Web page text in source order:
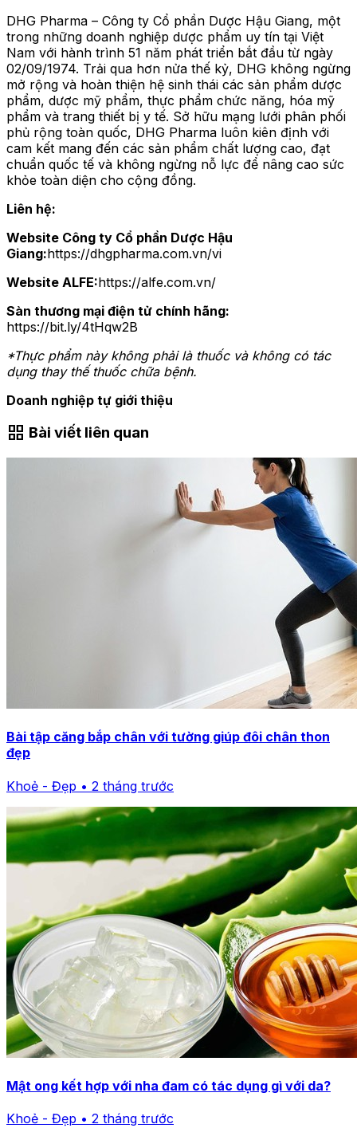
DHG Pharma – Công ty Cổ phần Dược Hậu Giang, một
trong những doanh nghiệp dược phẩm uy tín tại Việt
Nam với hành trình 51 năm phát triển bắt đầu từ ngày
02/09/1974. Trải qua hơn nửa thế kỷ, DHG không ngừng
mở rộng và hoàn thiện hệ sinh thái các sản phẩm dược
phẩm, dược mỹ phẩm, thực phẩm chức năng, hóa mỹ
phẩm và trang thiết bị y tế. Sở hữu mạng lưới phân phối
phủ rộng toàn quốc, DHG Pharma luôn kiên định với
cam kết mang đến các sản phẩm chất lượng cao, đạt
chuẩn quốc tế và không ngừng nỗ lực để nâng cao sức
khỏe toàn diện cho cộng đồng.
Liên hệ:
Website Công ty Cổ phần Dược Hậu
Giang:https://dhgpharma.com.vn/vi
Website ALFE:https://alfe.com.vn/
Sàn thương mại điện tử chính hãng:
https://bit.ly/4tHqw2B
*Thực phẩm này không phải là thuốc và không có tác
dụng thay thế thuốc chữa bệnh.
Doanh nghiệp tự giới thiệu
grid_view Bài viết liên quan
Bài tập căng bắp chân với tường giúp đôi chân thon
đẹp
Khoẻ - Đẹp • 2 tháng trước
Mật ong kết hợp với nha đam có tác dụng gì với da?
Khoẻ - Đẹp • 2 tháng trước